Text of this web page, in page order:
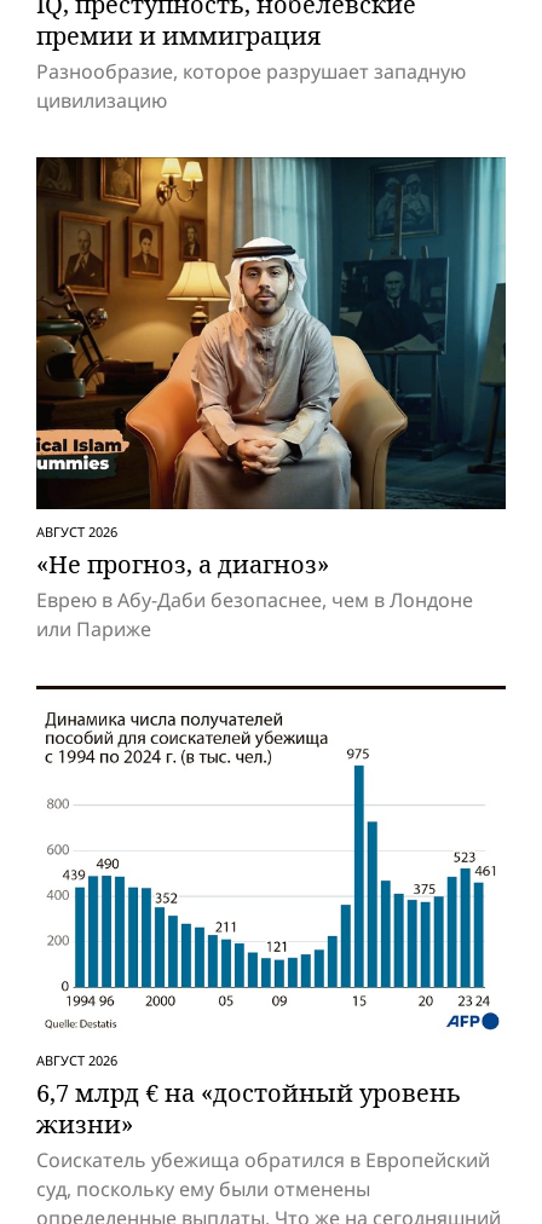
премии и иммиграция
Разнообразие, которое разрушает западную
цивилизацию
АВГУСТ 2026
«Не прогноз, а диагноз»
Еврею в Абу-Даби безопаснее, чем в Лондоне
или Париже
АВГУСТ 2026
6,7 млрд € на «достойный уровень
жизни»
Соискатель убежища обратился в Европейский
суд, поскольку ему были отменены
определенные выплаты. Что же на сегодняшний